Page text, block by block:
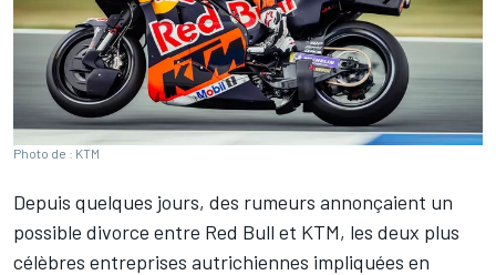
Photo de : KTM
Depuis quelques jours, des rumeurs annonçaient un
possible divorce entre Red Bull et KTM, les deux plus
célèbres entreprises autrichiennes impliquées en